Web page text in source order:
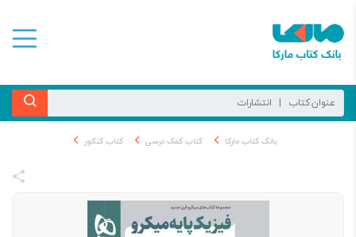
بانک کتاب مارکا کتاب کمک درسی کتاب کنکور